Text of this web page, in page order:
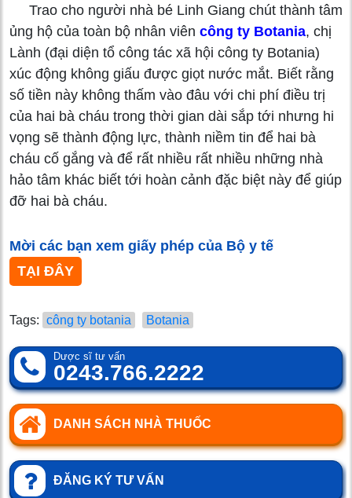
Trao cho người nhà bé Linh Giang chút thành tâm
ủng hộ của toàn bộ nhân viên công ty Botania, chị
Lành (đại diện tổ công tác xã hội công ty Botania)
xúc động không giấu được giọt nước mắt. Biết rằng
số tiền này không thấm vào đâu với chi phí điều trị
của hai bà cháu trong thời gian dài sắp tới nhưng hi
vọng sẽ thành động lực, thành niềm tin để hai bà
cháu cố gắng và để rất nhiều rất nhiều những nhà
hảo tâm khác biết tới hoàn cảnh đặc biệt này để giúp
đỡ hai bà cháu.
Mời các bạn xem giấy phép của Bộ y tế
TẠI ĐÂY
Tags: công ty botania Botania
Dược sĩ tư vấn
0243.766.2222
DANH SÁCH NHÀ THUỐC
ĐĂNG KÝ TƯ VẤN